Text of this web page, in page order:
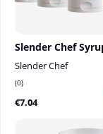
Slender Chef
Slender Chef
0
€7.04